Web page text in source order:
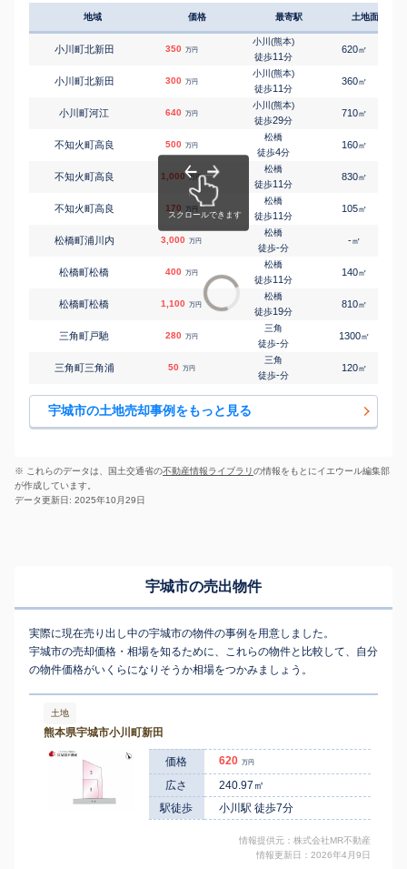
地域 価格 最寄駅 土地面積
小川町北新田 350 万円
小川(熊本)
徒歩11分
620㎡
小川町北新田 300 万円
小川(熊本)
徒歩11分
360㎡
小川町河江 640 万円
小川(熊本)
徒歩29分
710㎡
不知火町高良 500 万円
松橋
徒歩4分
160㎡
不知火町高良 1,000 万円
松橋
徒歩11分
830㎡
不知火町高良 170 万円
松橋
徒歩11分
105㎡
松橋町浦川内 3,000 万円
松橋
徒歩-分
-㎡
松橋町松橋 400 万円
松橋
徒歩11分
140㎡
松橋町松橋 1,100 万円
松橋
徒歩19分
810㎡
三角町戸馳 280 万円
三角
徒歩-分
1300㎡
三角町三角浦 50 万円
三角
徒歩-分
120㎡
宇城市の土地売却事例をもっと見る
※ これらのデータは、国土交通省の不動産情報ライブラリの情報をもとにイエウール編集部
が作成しています。
データ更新日: 2025年10月29日
宇城市の売出物件
実際に現在売り出し中の宇城市の物件の事例を用意しました。
宇城市の売却価格・相場を知るために、これらの物件と比較して、自分
の物件価格がいくらになりそうか相場をつかみましょう。
土地
熊本県宇城市小川町新田
価格 620 万円
広さ
240.97㎡
駅徒歩
小川駅 徒歩7分
情報提供元：株式会社MR不動産
情報更新日：2026年4月9日